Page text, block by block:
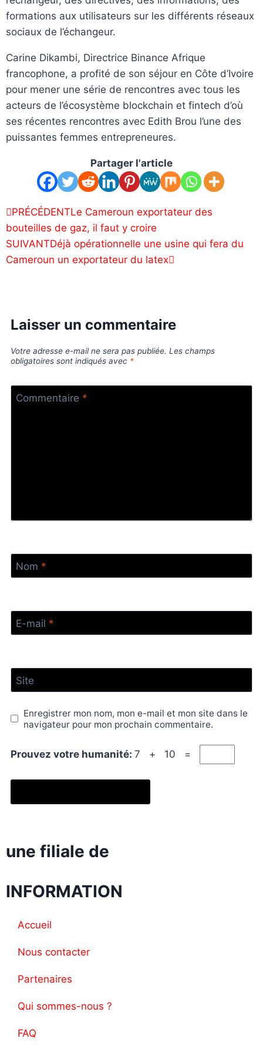
formations aux utilisateurs sur les différents réseaux
sociaux de l’échangeur.
Carine Dikambi, Directrice Binance Afrique
francophone, a profité de son séjour en Côte d’Ivoire
pour mener une série de rencontres avec tous les
acteurs de l’écosystème blockchain et fintech d’où
ses récentes rencontres avec Edith Brou l’une des
puissantes femmes entrepreneures.
Partager l'article
PRÉCÉDENTLe Cameroun exportateur des
bouteilles de gaz, il faut y croire
SUIVANTDéjà opérationnelle une usine qui fera du
Cameroun un exportateur du latex
Laisser un commentaire
Votre adresse e-mail ne sera pas publiée. Les champs
obligatoires sont indiqués avec *
Commentaire *
Nom *
E-mail *
Site
Enregistrer mon nom, mon e-mail et mon site dans le
navigateur pour mon prochain commentaire.
Prouvez votre humanité: 7 + 10 =
une filiale de
INFORMATION
Accueil
Nous contacter
Partenaires
Qui sommes-nous ?
FAQ